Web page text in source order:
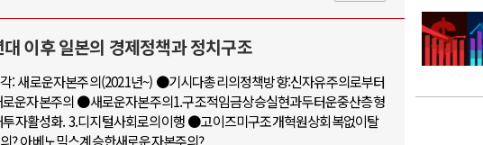
이후 일본의 경제정책과 정치구조
: 새로운자본주의(2021년~) ●기시다총리의정책방향:신자유주의로부터
로운자본주의 ●새로운자본주의1.구조적임금상승실현과두터운중산층형
투자활성화. 3.디지털사회로의이행 ●고이즈미구조개혁원상회복없이탈
? 아베노믹스계승한새로운자본주의?